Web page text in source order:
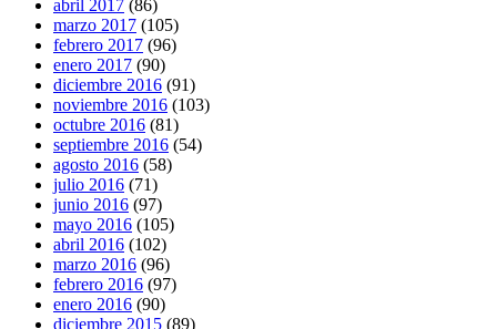
abril 2017 (86)
marzo 2017 (105)
febrero 2017 (96)
enero 2017 (90)
diciembre 2016 (91)
noviembre 2016 (103)
octubre 2016 (81)
septiembre 2016 (54)
agosto 2016 (58)
julio 2016 (71)
junio 2016 (97)
mayo 2016 (105)
abril 2016 (102)
marzo 2016 (96)
febrero 2016 (97)
enero 2016 (90)
diciembre 2015 (89)